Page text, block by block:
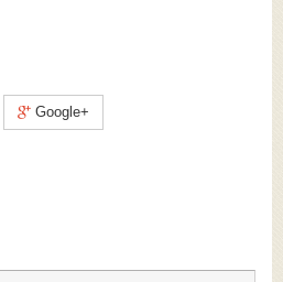
Google+